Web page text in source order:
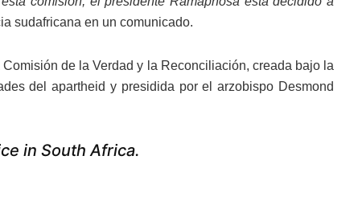
sudafricana en un comunicado.
de la Verdad y la Reconciliación, creada bajo la
del apartheid y presidida por el arzobispo Desmond
in South Africa.